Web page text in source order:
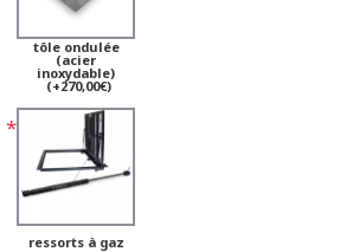
tôle ondulée
(acier
inoxydable)
(+270,00€)
ressorts à gaz